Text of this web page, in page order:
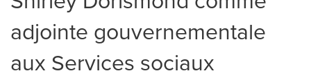
adjointe gouvernementale
aux Services sociaux